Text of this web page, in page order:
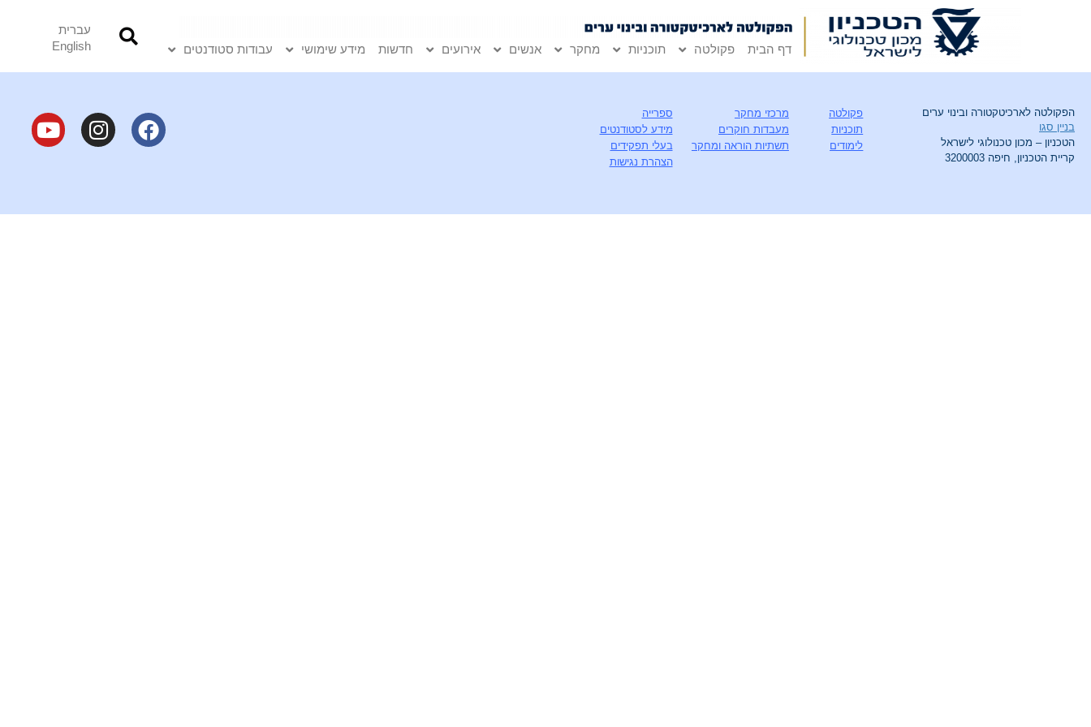
דף הבית פקולטה תוכניות מחקר אנשים אירועים חדשות מידע שימושי עבודות סטודנטים
עברית
English
הפקולטה לארכיטקטורה ובינוי ערים
בניין סגו
הטכניון – מכון טכנולוגי לישראל
קריית הטכניון, חיפה 3200003
פקולטה
תוכניות
לימודים
מרכזי מחקר
מעבדות חוקרים
תשתיות הוראה ומחקר
ספרייה
מידע לסטודנטים
בעלי תפקידים
הצהרת נגישות